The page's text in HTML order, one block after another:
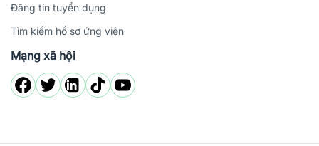
Đăng tin tuyển dụng
Tìm kiếm hồ sơ ứng viên
Mạng xã hội